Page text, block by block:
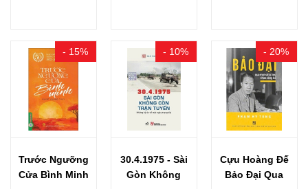
- 15%
Trước Ngưỡng
Cửa Bình Minh
- 10%
30.4.1975 - Sài
Gòn Không
- 20%
Cựu Hoàng Đế
Bảo Đại Qua